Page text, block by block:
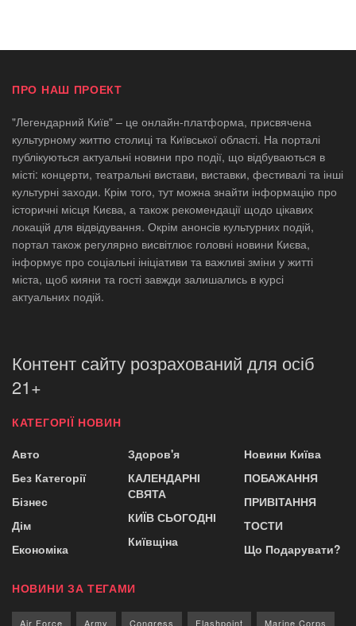
ПРО НАШ ПРОЕКТ
"Легендарний Київ" – це онлайн-платформа, присвячена
культурному життю столиці та Київської області. На порталі
публікуються актуальні новини про події, що відбуваються в
місті: концерти, театральні вистави, виставки, фестивалі та інші
культурні заходи. Крім того, тут можна знайти інформацію про
історичні місця Києва, а також рекомендації щодо цікавих
локацій для відвідування. Окрім анонсів культурних подій,
портал також регулярно висвітлює головні новини Києва,
інформує про соціальні ініціативи та важливі зміни у житті
міста, щоб кияни та гості завжди залишались в курсі
актуальних подій.
Контент сайту розрахований для осіб
21+
КАТЕГОРІЇ НОВИН
Авто
Без Категорії
Бізнес
Дім
Економіка
Здоров'я
КАЛЕНДАРНІ
СВЯТА
КИЇВ СЬОГОДНІ
Київщіна
Новини Київа
ПОБАЖАННЯ
ПРИВІТАННЯ
ТОСТИ
Що Подарувати?
НОВИНИ ЗА ТЕГАМИ
Air Force Army Congress Flashpoint Marine Corps